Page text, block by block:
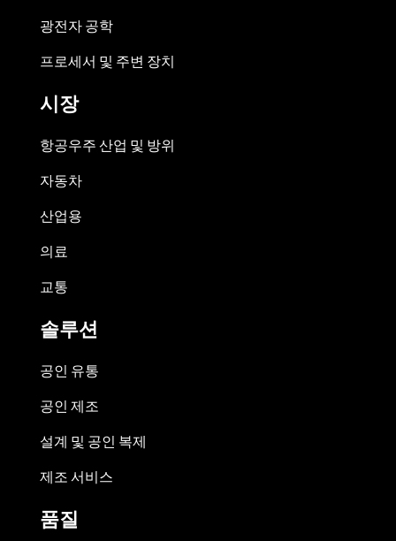
광전자 공학
프로세서 및 주변 장치
시장
항공우주 산업 및 방위
자동차
산업용
의료
교통
솔루션
공인 유통
공인 제조
설계 및 공인 복제
제조 서비스
품질